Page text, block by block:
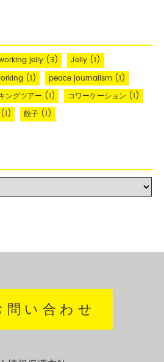
jelly(3) Jelly(1)
(1) peace journalism(1)
ングツアー (1) コワーケーション (1)
餃子(1)
問い合わせ